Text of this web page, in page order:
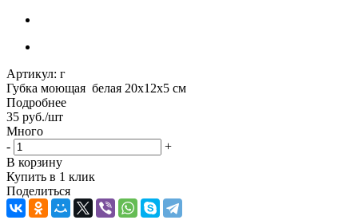
Артикул: г
Губка моющая белая 20х12х5 см
Подробнее
35 руб./шт
Много
-
+
В корзину
Купить в 1 клик
Поделиться